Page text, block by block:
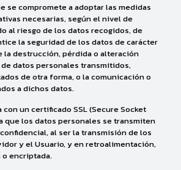
se compromete a adoptar las medidas
necesarias, según el nivel de
al riesgo de los datos recogidos, de
la seguridad de los datos de carácter
la destrucción, pérdida o alteración
datos personales transmitidos,
de otra forma, o la comunicación o
a dichos datos.
con un certificado SSL (Secure Socket
que los datos personales se transmiten
al ser la transmisión de los
y el Usuario, y en retroalimentación,
encriptada.